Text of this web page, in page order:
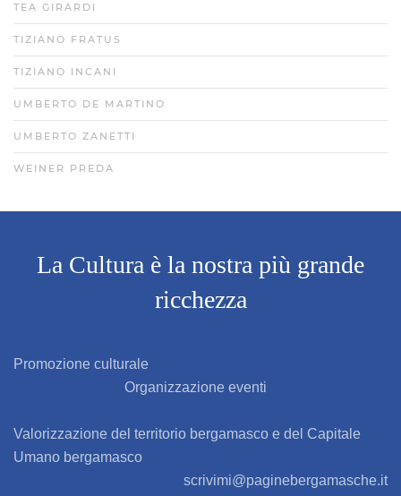
TEA GIRARDI
TIZIANO FRATUS
TIZIANO INCANI
UMBERTO DE MARTINO
UMBERTO ZANETTI
WEINER PREDA
La Cultura è la nostra più grande
ricchezza
Promozione culturale
Organizzazione eventi
Valorizzazione del territorio bergamasco e del Capitale
Umano bergamasco
scrivimi@paginebergamasche.it